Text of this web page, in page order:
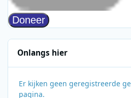
Onlangs hier
Er kijken geen geregistreerde
pagina.